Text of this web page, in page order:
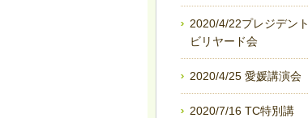
2020/4/22プレジデント
ビリヤード会
2020/4/25 愛媛講演会
2020/7/16 TC特別講